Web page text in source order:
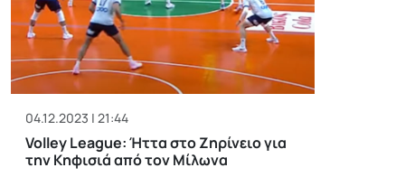
04.12.2023 | 21:44
Volley League: Ήττα στο Ζηρίνειο για
την Κηφισιά από τον Μίλωνα